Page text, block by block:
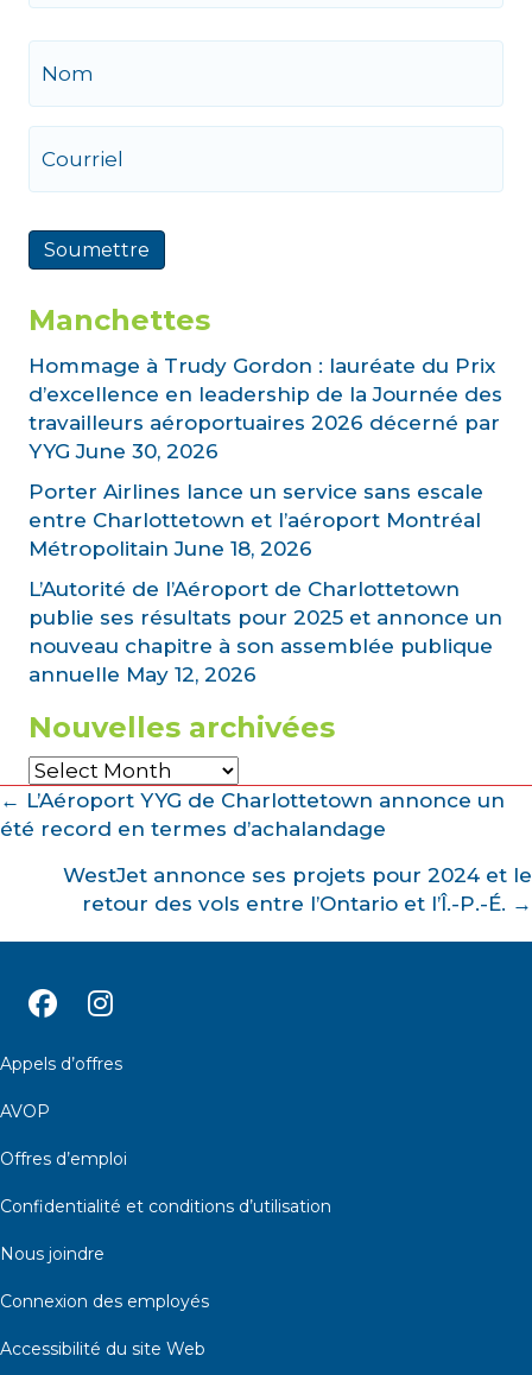
Prénom
o
u
i
Soumettre
Manchettes
Hommage à Trudy Gordon : lauréate du Prix
d’excellence en leadership de la Journée des
travailleurs aéroportuaires 2026 décerné par
YYG June 30, 2026
Porter Airlines lance un service sans escale
entre Charlottetown et l’aéroport Montréal
Métropolitain June 18, 2026
L’Autorité de l’Aéroport de Charlottetown
publie ses résultats pour 2025 et annonce un
nouveau chapitre à son assemblée publique
annuelle May 12, 2026
Nouvelles archivées
Nouvelles
archivées
Posts
navigation
← L’Aéroport YYG de Charlottetown annonce un
été record en termes d’achalandage
WestJet annonce ses projets pour 2024 et le
retour des vols entre l’Ontario et l’Î.-P.-É. →
Appels d’offres
AVOP
Offres d’emploi
Confidentialité et conditions d’utilisation
Nous joindre
Connexion des employés
Accessibilité du site Web